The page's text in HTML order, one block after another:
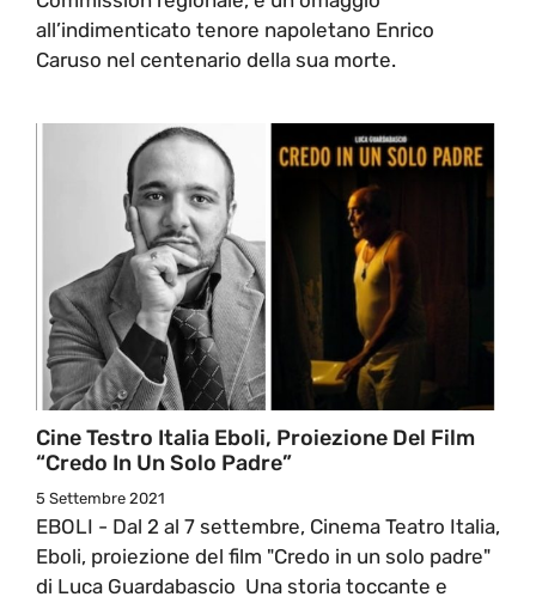
all’indimenticato tenore napoletano Enrico
Caruso nel centenario della sua morte.
Cine Testro Italia Eboli, Proiezione Del Film
“Credo In Un Solo Padre”
5 Settembre 2021
EBOLI - Dal 2 al 7 settembre, Cinema Teatro Italia,
Eboli, proiezione del film "Credo in un solo padre"
di Luca Guardabascio Una storia toccante e